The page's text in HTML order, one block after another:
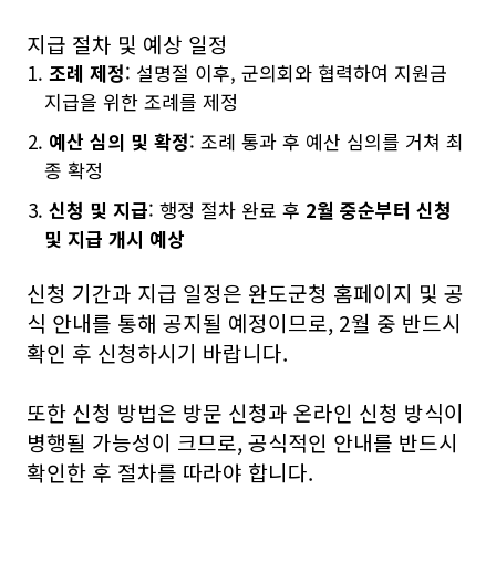
지급 절차 및 예상 일정
조례 제정: 설명절 이후, 군의회와 협력하여 지원금
지급을 위한 조례를 제정
예산 심의 및 확정: 조례 통과 후 예산 심의를 거쳐 최
종 확정
신청 및 지급: 행정 절차 완료 후 2월 중순부터 신청
및 지급 개시 예상
신청 기간과 지급 일정은 완도군청 홈페이지 및 공
식 안내를 통해 공지될 예정이므로, 2월 중 반드시
확인 후 신청하시기 바랍니다.
또한 신청 방법은 방문 신청과 온라인 신청 방식이
병행될 가능성이 크므로, 공식적인 안내를 반드시
확인한 후 절차를 따라야 합니다.